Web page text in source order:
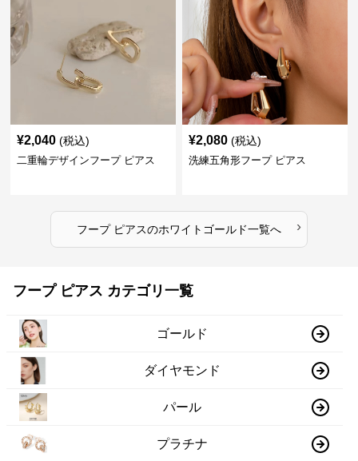
¥2,040 (税込)
二重輪デザインフープ ピアス
¥2,080 (税込)
洗練五角形フープ ピアス
フープ ピアスのホワイトゴールド一覧へ ›
フープ ピアス カテゴリ一覧
ゴールド
ダイヤモンド
パール
プラチナ